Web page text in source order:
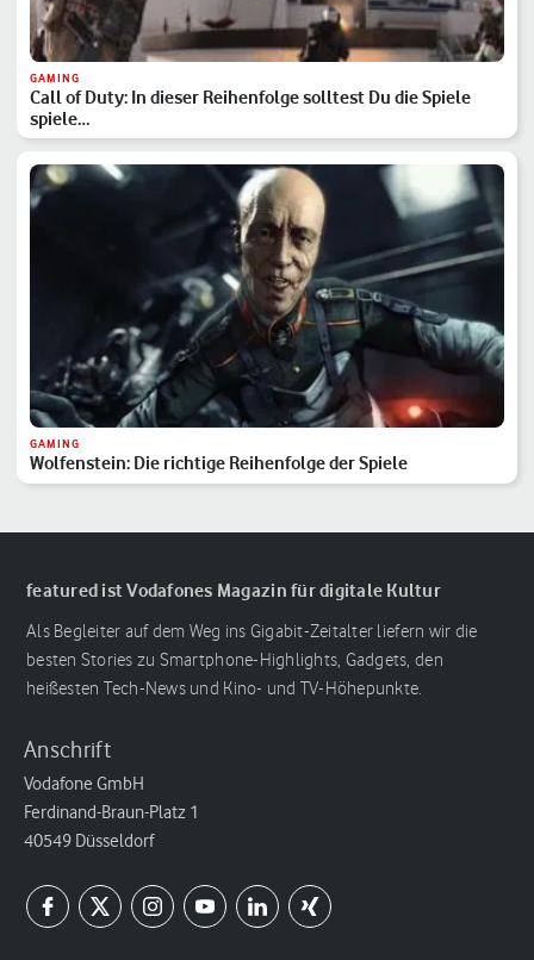
GAMING
Call of Duty: In dieser Reihenfolge solltest Du die Spiele
spiele…
GAMING
Wolfenstein: Die richtige Reihenfolge der Spiele
featured ist Vodafones Magazin für digitale Kultur
Als Begleiter auf dem Weg ins Gigabit-Zeitalter liefern wir die
besten Stories zu Smartphone-Highlights, Gadgets, den
heißesten Tech-News und Kino- und TV-Höhepunkte.
Anschrift
Vodafone GmbH
Ferdinand-Braun-Platz 1
40549 Düsseldorf